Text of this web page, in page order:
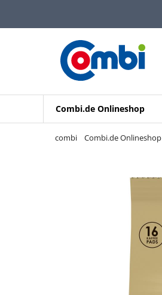
Zur Navigation springen
Zur Suche springen
Combi.de Onlineshop
combi Combi.de Onlineshop